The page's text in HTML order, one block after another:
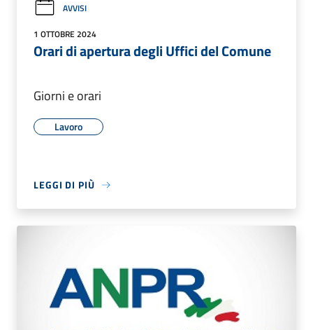
AVVISI
1 OTTOBRE 2024
Orari di apertura degli Uffici del Comune
Giorni e orari
Lavoro
LEGGI DI PIÙ